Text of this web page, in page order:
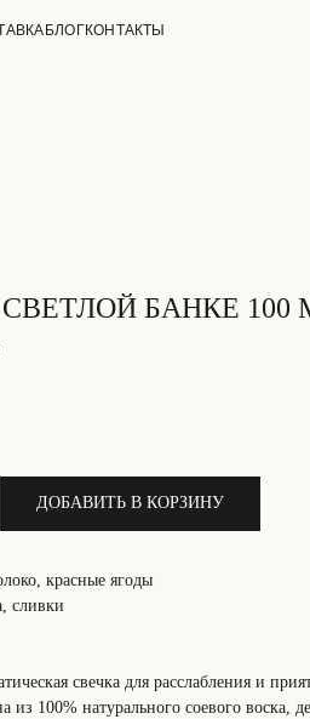
БЛОГКОНТАКТЫ
БАНКЕ
ДОБАВИТЬ В КОРЗИНУ
красные ягоды
сливки
свечка для расслабления и
из 100% натурального соевого воска,